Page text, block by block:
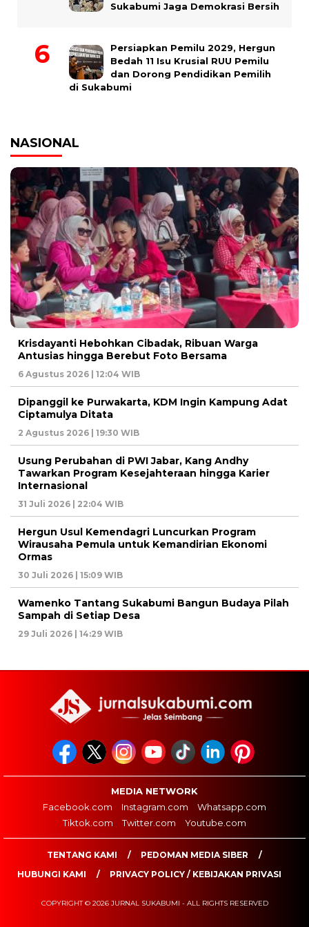
Sukabumi Jaga Demokrasi Bersih
Persiapkan Pemilu 2029, Hergun
Bedah 11 Isu Krusial RUU Pemilu
dan Dorong Pendidikan Pemilih
di Sukabumi
NASIONAL
Krisdayanti Hebohkan Cibadak, Ribuan Warga
Antusias hingga Berebut Foto Bersama
6 Agustus 2026 | 12:04 WIB
Dipanggil ke Purwakarta, KDM Ingin Kampung Adat
Ciptamulya Ditata
2 Agustus 2026 | 19:30 WIB
Usung Perubahan di PWI Jabar, Kang Andhy
Tawarkan Program Kesejahteraan hingga Karier
Internasional
31 Juli 2026 | 22:04 WIB
Hergun Usul Kemendagri Luncurkan Program
Wirausaha Pemula untuk Kemandirian Ekonomi
Ormas
30 Juli 2026 | 15:09 WIB
Wamenko Tantang Sukabumi Bangun Budaya Pilah
Sampah di Setiap Desa
29 Juli 2026 | 14:29 WIB
MEDIA NETWORK
Facebook.com
Instagram.com
Whatsapp.com
Tiktok.com
Twitter.com Youtube.com
TENTANG KAMI
PEDOMAN MEDIA SIBER
HUBUNGI KAMI
PRIVACY POLICY / KEBIJAKAN PRIVASI
COPYRIGHT © 2026 JURNAL SUKABUMI - ALL RIGHTS RESERVED